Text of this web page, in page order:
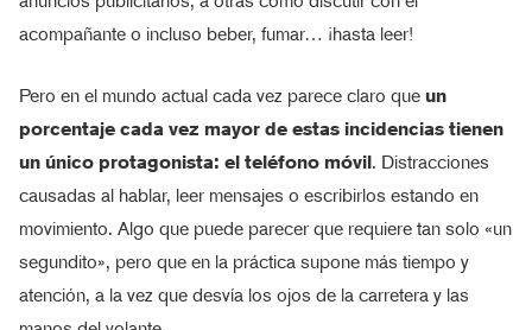
acompañante o incluso beber, fumar… ¡hasta leer!
Pero en el mundo actual cada vez parece claro que un
porcentaje cada vez mayor de estas incidencias tienen
un único protagonista: el teléfono móvil. Distracciones
causadas al hablar, leer mensajes o escribirlos estando en
movimiento. Algo que puede parecer que requiere tan solo «un
segundito», pero que en la práctica supone más tiempo y
atención, a la vez que desvía los ojos de la carretera y las